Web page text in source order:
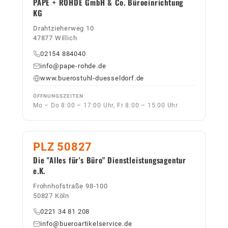
KG
Drahtzieherweg 10
47877 Willich
02154 884040
info@pape-rohde.de
www.buerostuhl-duesseldorf.de
ÖFFNUNGSZEITEN
Mo – Do 8:00 – 17:00 Uhr, Fr 8:00 – 15:00 Uhr
PLZ 50827
Die "Alles für's Büro" Dienstleistungsagentur
e.K.
Frohnhofstraße 98-100
50827 Köln
0221 34 81 208
info@bueroartikelservice.de